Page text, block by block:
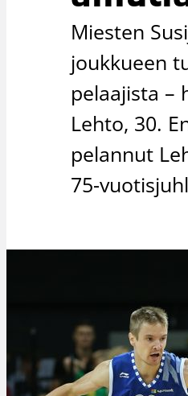
Miesten
joukkueen
pelaajista –
Lehto, 30.
pelannut
75-